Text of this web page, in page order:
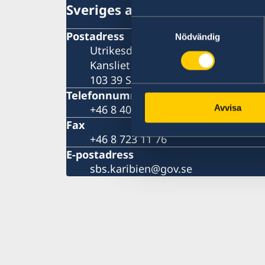
Nödvändig
Avvisa
Sveriges ambassad
Postadress
Utrikesdepartementet
Kansliet för stöd till mindre
103 39 STOCKHOLM
Telefonnummer
+46 8 405 10 00
Fax
+46 8 723 11 76
E-postadress
sbs.karibien@gov.se